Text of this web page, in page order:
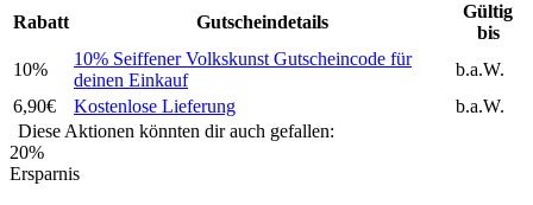
Rabatt Gutscheindetails
Gültig
bis
10%
10% Seiffener Volkskunst Gutscheincode für
deinen Einkauf
b.a.W.
6,90€
Kostenlose Lieferung
b.a.W.
Diese Aktionen könnten dir auch gefallen:
20%
Ersparnis